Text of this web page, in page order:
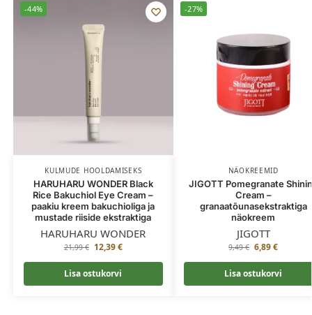
-44%
KULMUDE HOOLDAMISEKS
HARUHARU WONDER Black
Rice Bakuchiol Eye Cream –
paakiu kreem bakuchioliga ja
mustade riiside ekstraktiga
HARUHARU WONDER
21,99€ 12,39€
Lisa ostukorvi
-27%
NÄOKREEMID
JIGOTT Pomegranate
Cream –
granaatõunasekstraktiga
näokreem
JIGOTT
9,49€ 6,89€
Lisa ostukorvi